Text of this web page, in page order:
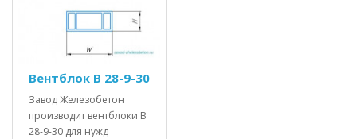
Вентблок В 28-9-30
Завод Железобетон
производит вентблоки В
28-9-30 для нужд